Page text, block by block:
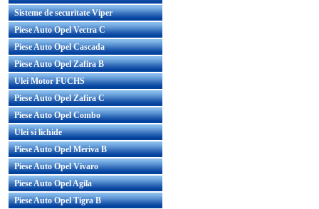
Sisteme de securitate Viper
Piese Auto Opel Vectra C
Piese Auto Opel Cascada
Piese Auto Opel Zafira B
Ulei Motor FUCHS
Piese Auto Opel Zafira C
Piese Auto Opel Combo
Ulei si lichide
Piese Auto Opel Meriva B
Piese Auto Opel Vivaro
Piese Auto Opel Agila
Piese Auto Opel Tigra B